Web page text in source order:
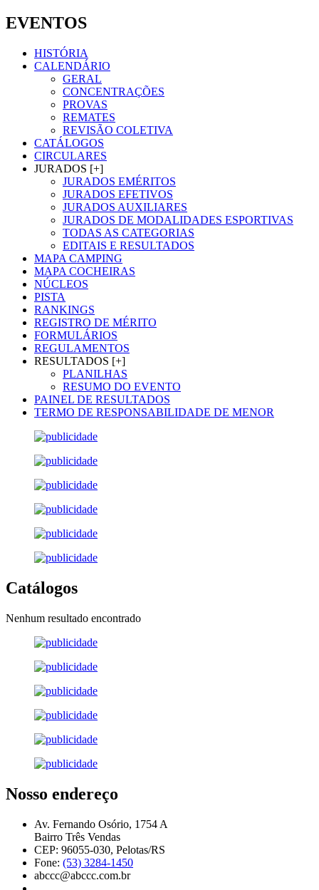
EVENTOS
HISTÓRIA
CALENDÁRIO
GERAL
CONCENTRAÇÕES
PROVAS
REMATES
REVISÃO COLETIVA
CATÁLOGOS
CIRCULARES
JURADOS [+]
JURADOS EMÉRITOS
JURADOS EFETIVOS
JURADOS AUXILIARES
JURADOS DE MODALIDADES ESPORTIVAS
TODAS AS CATEGORIAS
EDITAIS E RESULTADOS
MAPA CAMPING
MAPA COCHEIRAS
NÚCLEOS
PISTA
RANKINGS
REGISTRO DE MÉRITO
FORMULÁRIOS
REGULAMENTOS
RESULTADOS [+]
PLANILHAS
RESUMO DO EVENTO
PAINEL DE RESULTADOS
TERMO DE RESPONSABILIDADE DE MENOR
Catálogos
Nenhum resultado encontrado
Nosso endereço
Av. Fernando Osório, 1754 A
Bairro Três Vendas
CEP: 96055-030, Pelotas/RS
Fone: (53) 3284-1450
abccc@abccc.com.br